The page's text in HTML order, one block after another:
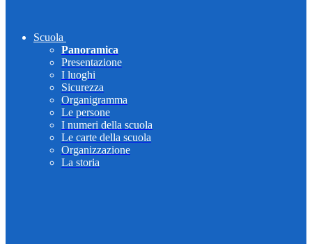
Scuola
Panoramica
Presentazione
I luoghi
Sicurezza
Organigramma
Le persone
I numeri della scuola
Le carte della scuola
Organizzazione
La storia